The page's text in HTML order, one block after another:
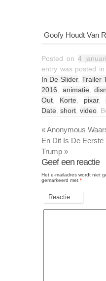
Goofy Houdt Van
Posted on 4
entry was posted in
In De Slider, Trailer
2016
animatie ,
Out
Korte pixar,
Date short video .
«Anonymous
En Dit Is De Eerste
Trump »
Geef een reactie
Het e-mailadres wordt niet
gemarkeerd met *
Reactie